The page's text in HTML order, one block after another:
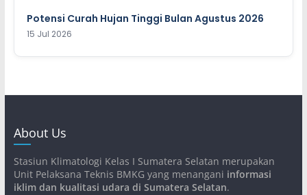
Potensi Curah Hujan Tinggi Bulan Agustus 2026
15 Jul 2026
About Us
Stasiun Klimatologi Kelas I Sumatera Selatan merupakan
Unit Pelaksana Teknis BMKG yang menangani informasi
iklim dan kualitasi udara di Sumatera Selatan.